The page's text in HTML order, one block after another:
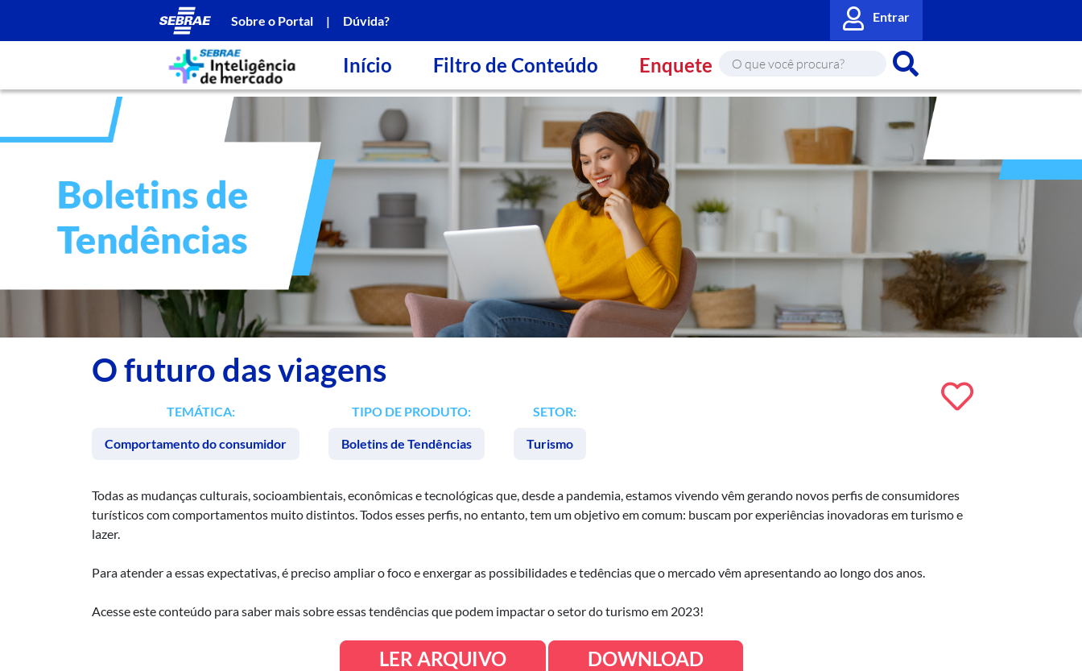
Sobre o Portal | Dúvida? Entrar
Início Filtro de Conteúdo Enquete
O futuro das viagens
TEMÁTICA:
Comportamento do consumidor
TIPO DE PRODUTO:
Boletins de Tendências
SETOR:
Turismo
Todas as mudanças culturais, socioambientais, econômicas e tecnológicas que, desde a pandemia, estamos vivendo vêm gerando novos perfis de consumidores
turísticos com comportamentos muito distintos. Todos esses perfis, no entanto, tem um objetivo em comum: buscam por experiências inovadoras em turismo e
lazer.
Para atender a essas expectativas, é preciso ampliar o foco e enxergar as possibilidades e tedências que o mercado vêm apresentando ao longo dos anos.
Acesse este conteúdo para saber mais sobre essas tendências que podem impactar o setor do turismo em 2023!
LER ARQUIVO DOWNLOAD